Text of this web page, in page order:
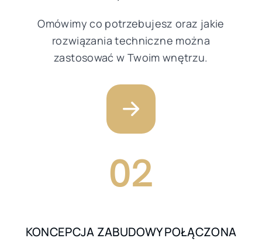
Omówimy co potrzebujesz oraz jakie
rozwiązania techniczne można
zastosować w Twoim wnętrzu.
02
KONCEPCJA ZABUDOWY POŁĄCZONA